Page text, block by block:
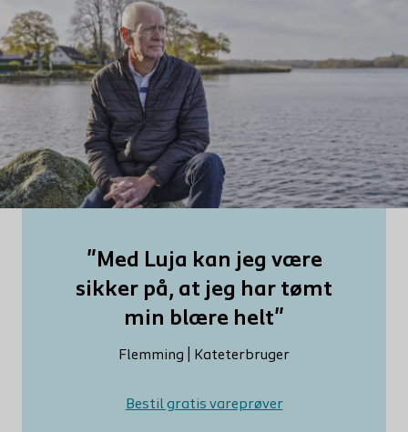
"Med Luja kan jeg være
sikker på, at jeg har tømt
min blære helt"
Flemming | Kateterbruger
Bestil gratis vareprøver